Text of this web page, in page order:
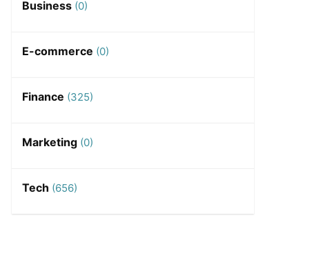
Business (0)
E-commerce (0)
Finance (325)
Marketing (0)
Tech (656)